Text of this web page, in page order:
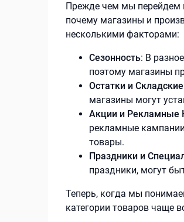
Прежде чем мы перейдем
почему магазины и
несколькими факторами:
Сезонность: В
поэтому магазины
Остатки и
магазины могут
Акции и Рекламные
рекламные
товары.
Праздники и
праздники, могут
Теперь, когда мы
категории товаров чаще